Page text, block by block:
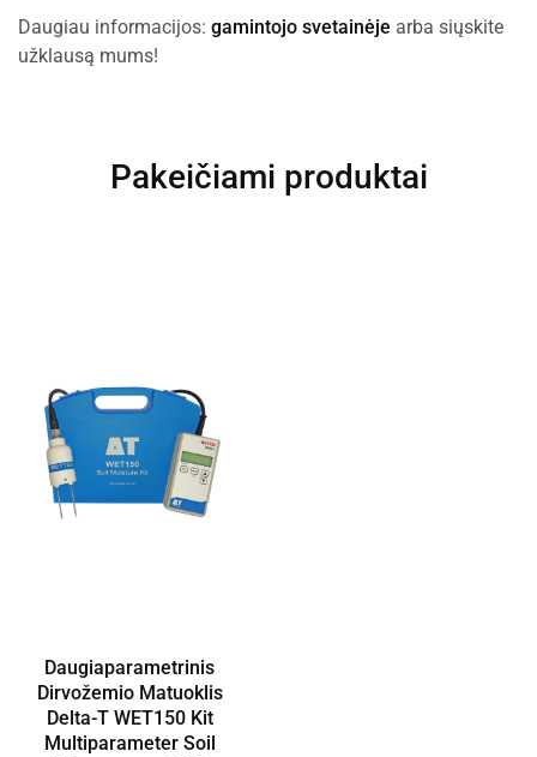
Daugiau informacijos: gamintojo svetainėje arba siųskite
užklausą mums!
Pakeičiami produktai
Daugiaparametrinis
Dirvožemio Matuoklis
Delta-T WET150 Kit
Multiparameter Soil